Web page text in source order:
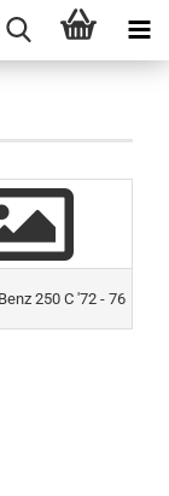
250 C '72 - 76